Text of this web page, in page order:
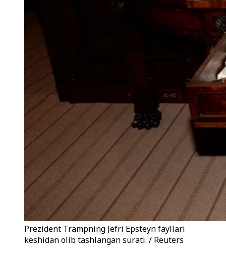
Prezident Trampning Jefri Epsteyn fayllari
keshidan olib tashlangan surati. / Reuters